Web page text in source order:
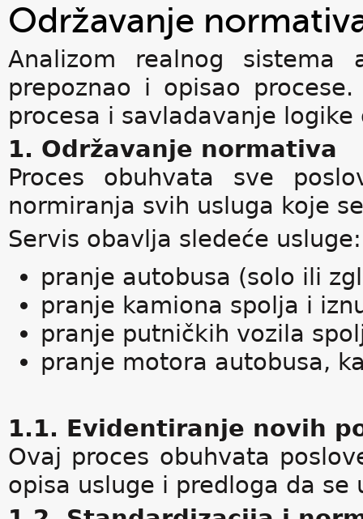
Održavanje
Analizom realnog sistema
prepoznao i opisao
procesa i savladavanje logike
1. Održavanje normativa
Proces obuhvata sve
normiranja svih usluga koje
Servis obavlja sledeće usluge:
pranje autobusa (solo ili
pranje kamiona spolja i
pranje putničkih vozila
pranje motora autobusa,
1.1. Evidentiranje novih
Ovaj proces obuhvata
opisa usluge i predloga da se